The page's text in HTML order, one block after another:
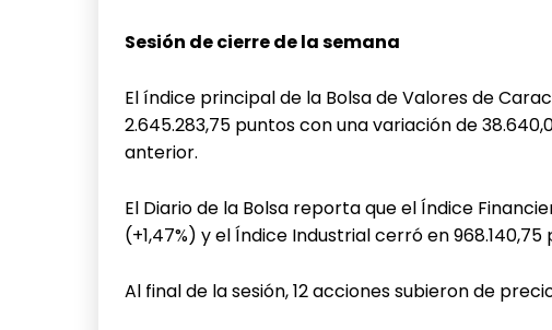
Sesión de cierre de la semana
El índice principal de la Bolsa de Valores de
2.645.283,75 puntos con una variación de
anterior.
El Diario de la Bolsa reporta que el Índice
(+1,47%) y el Índice Industrial cerró en 968.140,75
Al final de la sesión, 12 acciones subieron de